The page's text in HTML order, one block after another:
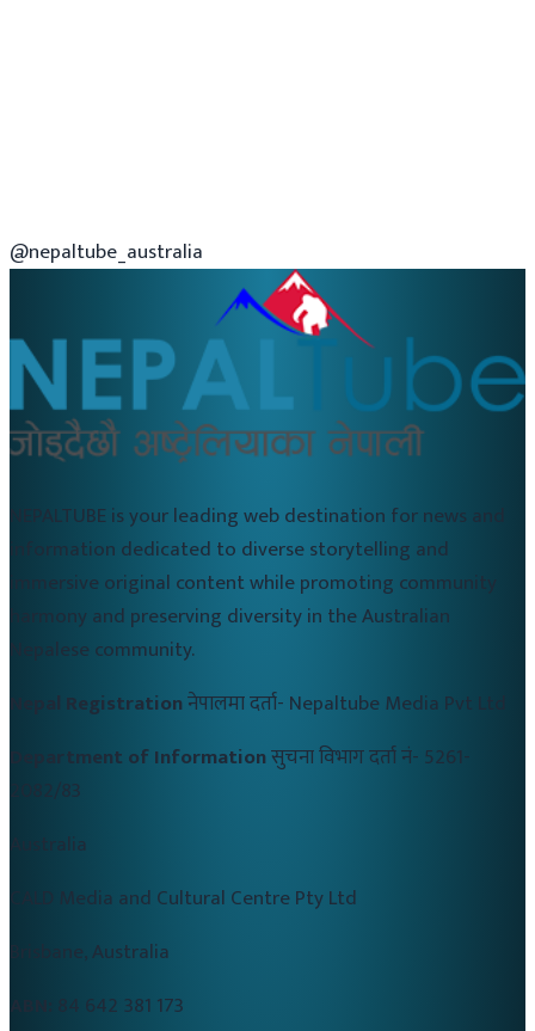
@nepaltube_australia
NEPALTUBE is your leading web destination for news and
information dedicated to diverse storytelling and
immersive original content while promoting community
harmony and preserving diversity in the Australian
Nepalese community.
Nepal Registrationनेपालमा दर्ता- Nepaltube Media Pvt Ltd
Department of Informationसुचना विभाग दर्ता नं- 5261-
2082/83
Australia
CALD Media and Cultural Centre Pty Ltd
Brisbane, Australia
84 642 381 173